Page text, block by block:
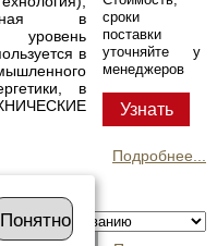
сроки
поставки
уточняйте у
менеджеров
Узнать
в
уровень
в
в
Подробнее...
по:
Понятно